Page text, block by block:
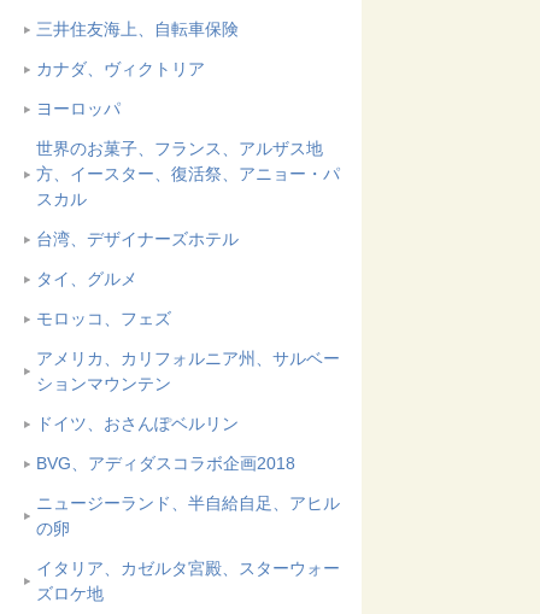
三井住友海上、自転車保険
カナダ、ヴィクトリア
ヨーロッパ
世界のお菓子、フランス、アルザス地
方、イースター、復活祭、アニョー・パ
スカル
台湾、デザイナーズホテル
タイ、グルメ
モロッコ、フェズ
アメリカ、カリフォルニア州、サルベー
ションマウンテン
ドイツ、おさんぽベルリン
BVG、アディダスコラボ企画2018
ニュージーランド、半自給自足、アヒル
の卵
イタリア、カゼルタ宮殿、スターウォー
ズロケ地